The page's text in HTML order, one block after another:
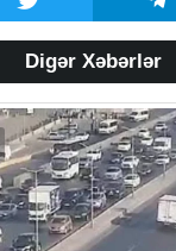
Digər Xəbərlər